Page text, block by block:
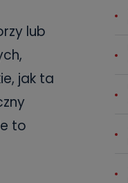
lub
jak ta
to